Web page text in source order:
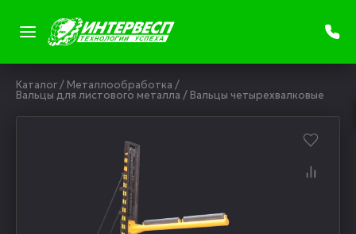
Каталог/ Металлообработка /
Вальцы для листового металла / Вальцы четырехвалковые